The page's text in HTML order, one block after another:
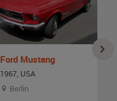
Ford Mustang
1967, USA
Berlin